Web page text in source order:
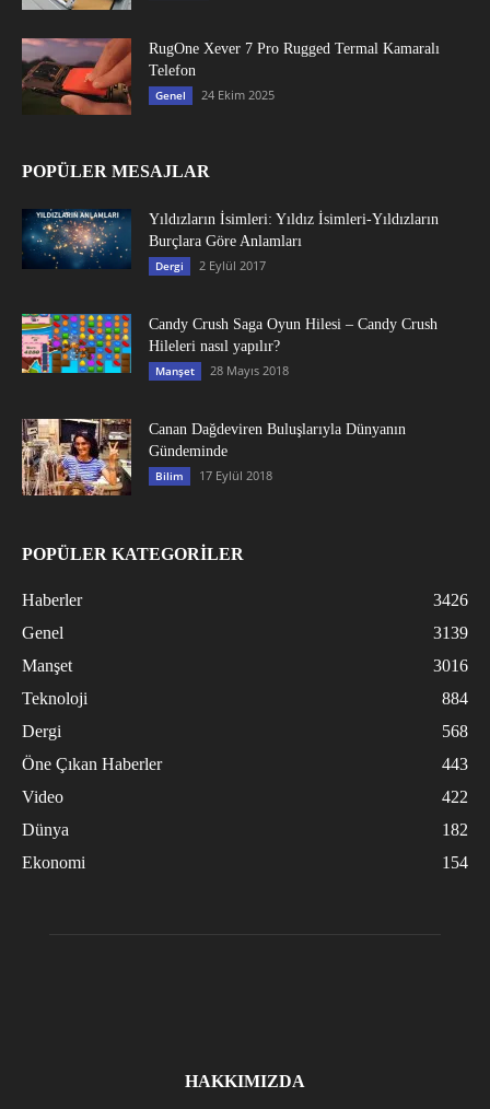
RugOne Xever 7 Pro Rugged Termal Kamaralı
Telefon
Genel 24 Ekim 2025
POPÜLER MESAJLAR
Yıldızların İsimleri: Yıldız İsimleri-Yıldızların
Burçlara Göre Anlamları
Dergi 2 Eylül 2017
Candy Crush Saga Oyun Hilesi – Candy Crush
Hileleri nasıl yapılır?
Manşet 28 Mayıs 2018
Canan Dağdeviren Buluşlarıyla Dünyanın
Gündeminde
Bilim 17 Eylül 2018
POPÜLER KATEGORİLER
Haberler
3426
Genel
3139
Manşet
3016
Teknoloji
884
Dergi
568
Öne Çıkan Haberler
443
Video
422
Dünya
182
Ekonomi
154
HAKKIMIZDA